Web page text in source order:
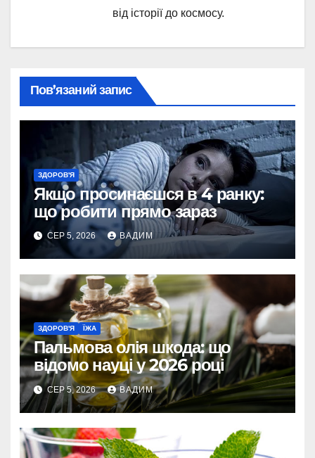
від історії до космосу.
Пов’язаний запис
ЗДОРОВ'Я
Якщо просинаєшся в 4 ранку:
що робити прямо зараз
СЕР 5, 2026 ВАДИМ
ЗДОРОВ'Я ЇЖА
Пальмова олія шкода: що
відомо науці у 2026 році
СЕР 5, 2026 ВАДИМ